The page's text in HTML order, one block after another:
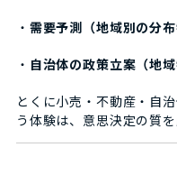
・ 需要予測（地域別の分布
・ 自治体の政策立案（地域
とくに小売・不動産・自
う体験は、意思決定の質